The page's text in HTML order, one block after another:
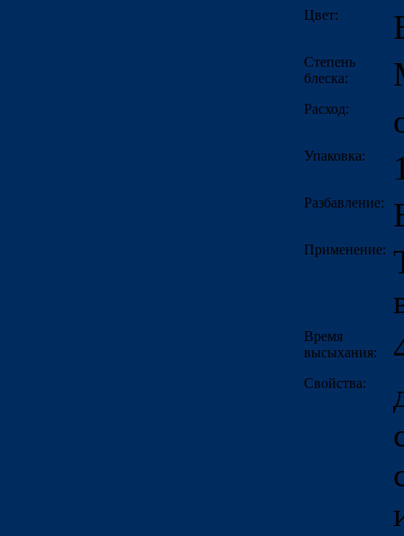
Цвет:
Степень
блеска:
Расход:
Упаковка:
Разбавление:
Применение:
Время
высыхания:
Свойства: